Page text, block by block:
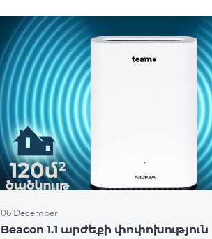
06 December
Beacon 1.1 արժեքի փոփոխություն